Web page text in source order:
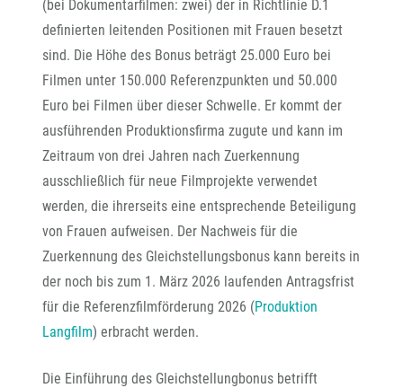
(bei Dokumentarfilmen: zwei) der in Richtlinie D.1
definierten leitenden Positionen mit Frauen besetzt
sind. Die Höhe des Bonus beträgt 25.000 Euro bei
Filmen unter 150.000 Referenzpunkten und 50.000
Euro bei Filmen über dieser Schwelle. Er kommt der
ausführenden Produktionsfirma zugute und kann im
Zeitraum von drei Jahren nach Zuerkennung
ausschließlich für neue Filmprojekte verwendet
werden, die ihrerseits eine entsprechende Beteiligung
von Frauen aufweisen. Der Nachweis für die
Zuerkennung des Gleichstellungsbonus kann bereits in
der noch bis zum 1. März 2026 laufenden Antragsfrist
für die Referenzfilmförderung 2026 (Produktion
Langfilm) erbracht werden.
Die Einführung des Gleichstellungbonus betrifft